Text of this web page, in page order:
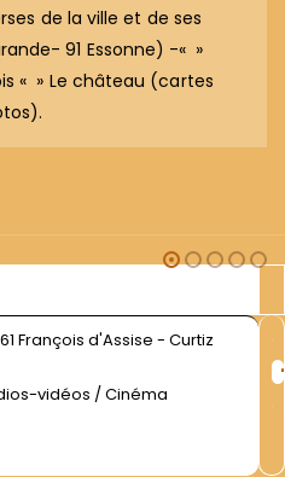
de la ville et de ses
91 Essonne) -« »
« » Le château (cartes
François d'Assise - Curtiz
vidéos / Cinéma